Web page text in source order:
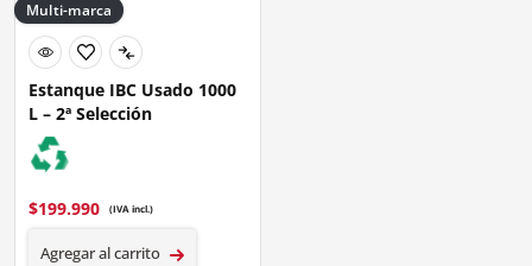
Multi-marca
Estanque IBC Usado 1000
L – 2ª Selección
$199.990 (IVA incl.)
Agregar al carrito